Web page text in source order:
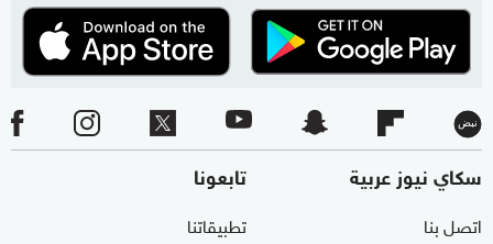
سكاي نيوز عربية
اتصل بنا
تابعونا
تطبيقاتنا